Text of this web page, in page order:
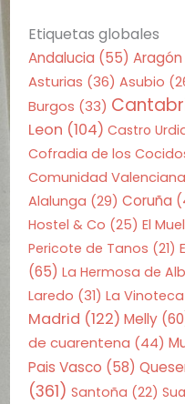
Etiquetas globales
Andalucia (55) Aragón
Asturias (36) Asubio
Burgos (33)
Leon (104) Castro
Cofradia de los
Comunidad Valenciana
Alalunga (29) Coruña
Hostel & Co (25) El
Pericote de Tanos (21)
(65) La Hermosa de
Laredo (31) La Vinoteca
Madrid (122) Melly
de cuarentena (44)
Pais Vasco (58)
(361) Santoña (22)